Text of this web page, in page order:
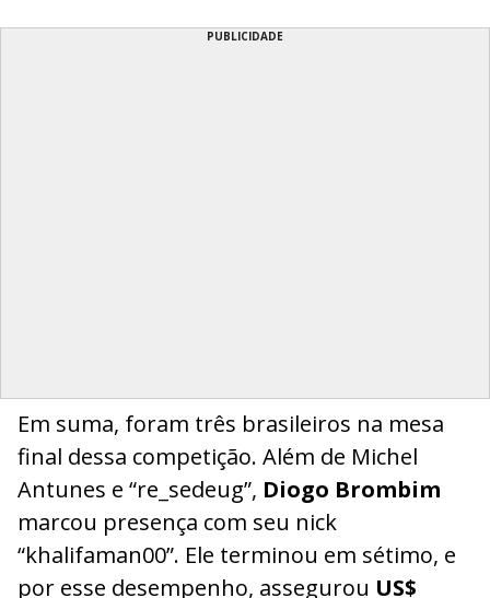
PUBLICIDADE
Em suma, foram três brasileiros na mesa
final dessa competição. Além de Michel
Antunes e “re_sedeug”, Diogo Brombim
marcou presença com seu nick
“khalifaman00”. Ele terminou em sétimo, e
por esse desempenho, assegurou US$